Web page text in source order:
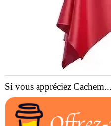
Si vous appréciez Cachem...